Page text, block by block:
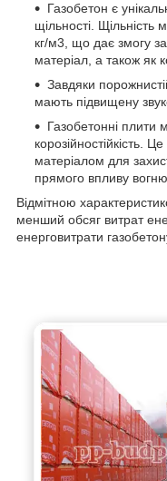
Газобетон є
щільності.
кг/м3, що дає змогу
матеріал, а також як
Завдяки
мають підвищену
Газобетонні плити
корозійностійкість.
матеріалом для
прямого впливу
Відмітною
менший обсяг витрат
енерговитрати